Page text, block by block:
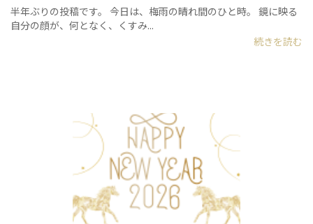
半年ぶりの投稿です。 今日は、梅雨の晴れ間のひと時。 鏡に映る
自分の顔が、何となく、くすみ...
続きを読む